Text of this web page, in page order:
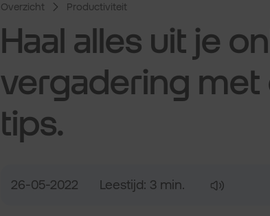
Overzicht Productiviteit
Haal alles uit je
vergadering
tips.
26-05-2022 Leestijd: 3 min.